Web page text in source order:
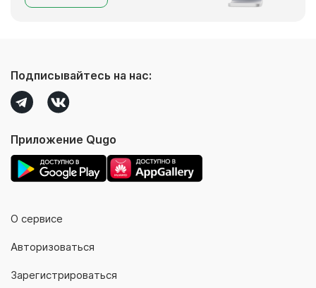
О сервисе
Авторизоваться
Зарегистрироваться
Приложение Qugo
Подписывайтесь на нас: